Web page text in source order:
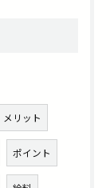
メリット
ポイント